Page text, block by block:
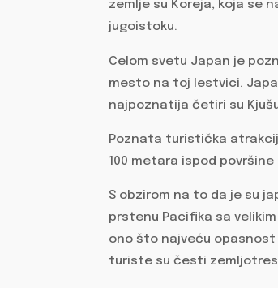
zemlje su Koreja, koja se
jugoistoku.
Celom svetu Japan je
mesto na toj lestvici.
najpoznatija četiri su
Poznata turistička
100 metara ispod
S obzirom na to da je su
prstenu Pacifika sa
ono što najveću
turiste su česti